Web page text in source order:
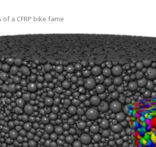
a CFRP bike fame